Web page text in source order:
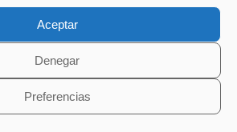
Aceptar
Denegar
Preferencias